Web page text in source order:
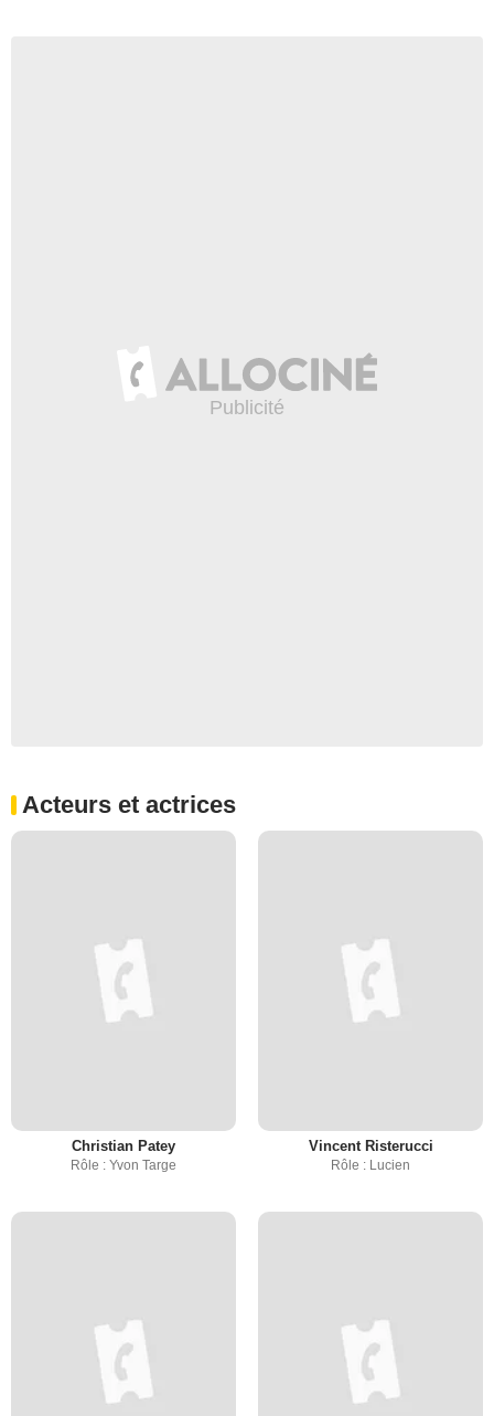
Acteurs et actrices
Christian Patey
Rôle : Yvon Targe
Vincent Risterucci
Rôle : Lucien